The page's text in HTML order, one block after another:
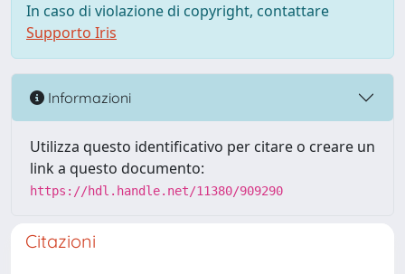
In caso di violazione di copyright, contattare
Supporto Iris
Informazioni
Utilizza questo identificativo per citare o creare un
link a questo documento:
https://hdl.handle.net/11380/909290
Citazioni